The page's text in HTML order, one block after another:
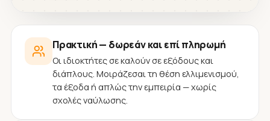
Πρακτική — δωρεάν και επί πληρωμή
Οι ιδιοκτήτες σε καλούν σε εξόδους και
διάπλους. Μοιράζεσαι τη θέση ελλιμενισμού,
τα έξοδα ή απλώς την εμπειρία — χωρίς
σχολές ναύλωσης.